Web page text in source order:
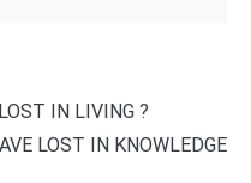
IN LIVING ?
LOST IN KNOWLEDGE